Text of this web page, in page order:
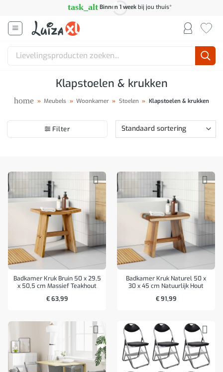
inhoud
task_alt Binnen 1 weekbij jou thuis*
Zoeken
Klapstoelen & krukken
home » Meubels » Woonkamer » Stoelen » Klapstoelen & krukken
Filter
Badkamer Kruk Bruin 50 x 29,5
x 50,5 cm Massief Teakhout
€63,99
Badkamer Kruk Naturel 50 x
30 x 45 cm Natuurlijk Hout
€91,99